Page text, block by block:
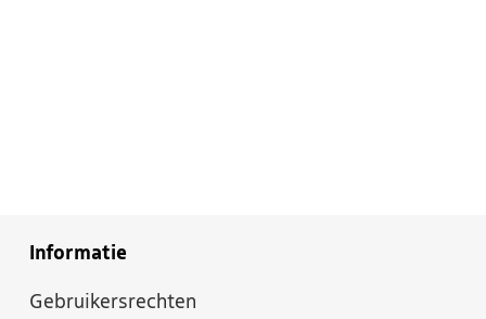
Informatie
Gebruikersrechten